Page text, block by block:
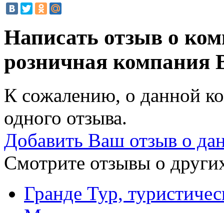
Написать отзыв о
розничная компания
К сожалению, о данной
одного отзыва.
Добавить Ваш отзыв о
Смотрите отзывы о
Гранде Тур,